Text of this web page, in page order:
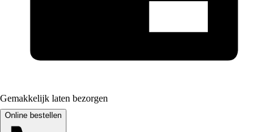
Gemakkelijk laten bezorgen
Online bestellen